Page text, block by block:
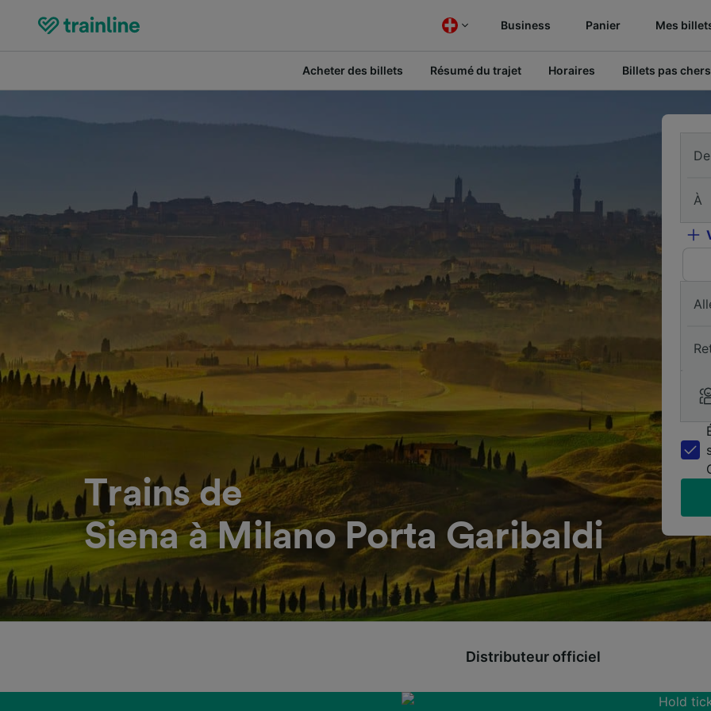
Business Panier Mes
Acheter des billets Résumé du trajet Horaires Billets pas chers
Trains de
Siena à Milano Porta Garibaldi
De
À
Distributeur officiel